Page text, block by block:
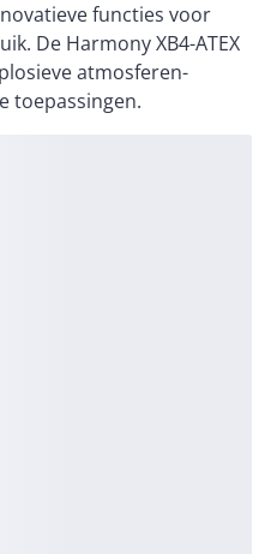
functies voor
De Harmony XB4-ATEX
atmosferen-
toepassingen.